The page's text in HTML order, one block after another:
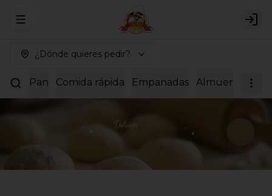
Abrir menu de navegación
¿Dónde quieres pedir?
Pan Comida rápida Empanadas Almuerzos